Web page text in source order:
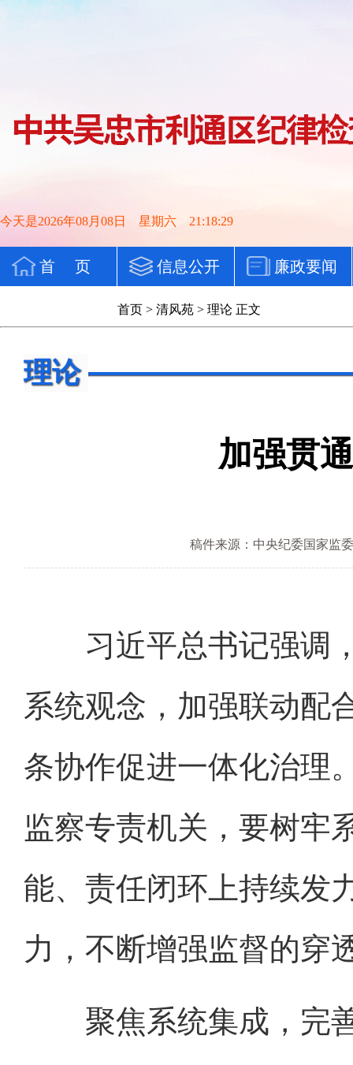
今天是2026年08月08日 星期六 21:18:30
首 页 信息公开 廉政要闻
首页 > 清风苑 > 理论 正文
理论
加强贯
稿件来源：中央纪委国家监
习近平总书记强调，
系统观念，加强联动配
条协作促进一体化治理
监察专责机关，要树牢
能、责任闭环上持续发
力，不断增强监督的穿
聚焦系统集成，完善